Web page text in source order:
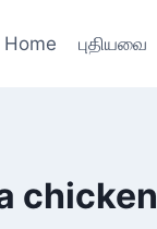
Home புதியவை
chicken